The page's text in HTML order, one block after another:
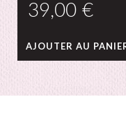
€
AJOUTER AU